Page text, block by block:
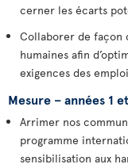
cerner les écarts
Collaborer de façon
humaines afin
exigences des
Mesure – années 1
Arrimer nos
programme
sensibilisation aux